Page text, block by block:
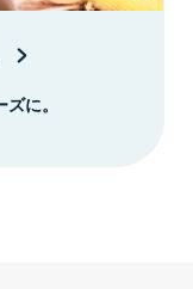
に。